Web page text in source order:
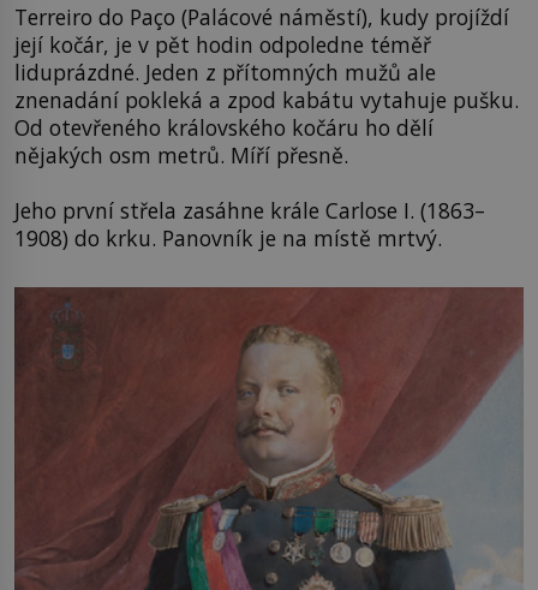
Terreiro do Paço (Palácové náměstí), kudy projíždí
její kočár, je v pět hodin odpoledne téměř
liduprázdné. Jeden z přítomných mužů ale
znenadání pokleká a zpod kabátu vytahuje pušku.
Od otevřeného královského kočáru ho dělí
nějakých osm metrů. Míří přesně.
Jeho první střela zasáhne krále Carlose I. (1863–
1908) do krku. Panovník je na místě mrtvý.